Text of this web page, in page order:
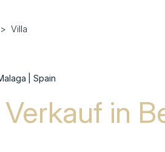
Villa
| Spain
in